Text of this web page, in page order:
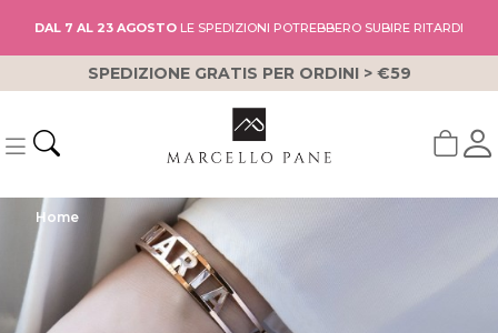
DAL 7 AL 23 AGOSTO LE SPEDIZIONI POTREBBERO SUBIRE RITARDI
SPEDIZIONE GRATIS PER ORDINI > €59
Home